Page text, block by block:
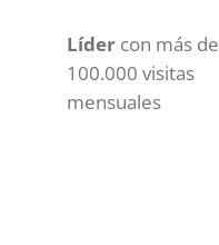
Líder con más de
100.000 visitas
mensuales